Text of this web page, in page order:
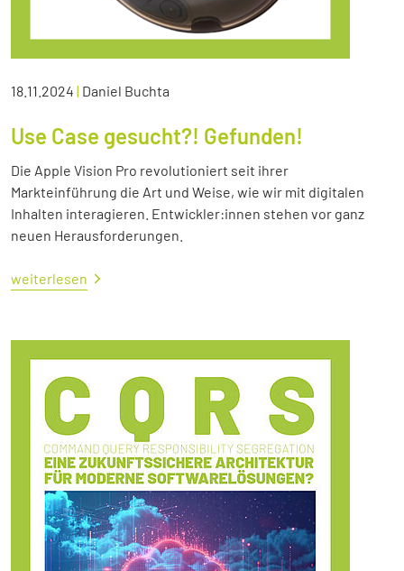
18.11.2024 | Daniel Buchta
Use Case gesucht?! Gefunden!
Die Apple Vision Pro revolutioniert seit ihrer
Markteinführung die Art und Weise, wie wir mit digitalen
Inhalten interagieren. Entwickler:innen stehen vor ganz
neuen Herausforderungen.
weiterlesen